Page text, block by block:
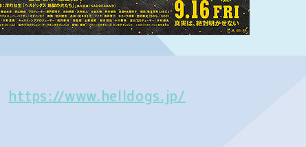
https://www.helldogs.jp/